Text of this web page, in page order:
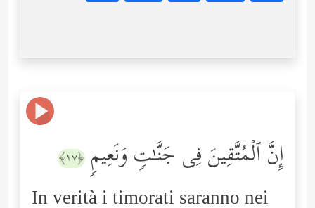
إِنَّ ٱلۡمُتَّقِینَ فِی جَنَّـٰتࣲ وَنَعِیمࣲ ﴿١٧﴾
In verità i timorati saranno nei